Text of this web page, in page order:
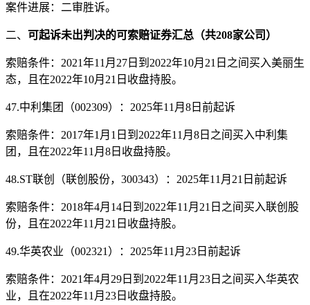
案件进展：二审胜诉。
二、 可起诉未出判决的可索赔证券汇总（共208家公司）
索赔条件：2021年11月27日到2022年10月21日之间买入美丽生
态，且在2022年10月21日收盘持股。
47.中利集团（002309）：2025年11月8日前起诉
索赔条件：2017年1月1日到2022年11月8日之间买入中利集
团，且在2022年11月8日收盘持股。
48.ST联创（联创股份，300343）：2025年11月21日前起诉
索赔条件：2018年4月14日到2022年11月21日之间买入联创股
份，且在2022年11月21日收盘持股。
49.华英农业（002321）：2025年11月23日前起诉
索赔条件：2021年4月29日到2022年11月23日之间买入华英农
业，且在2022年11月23日收盘持股。